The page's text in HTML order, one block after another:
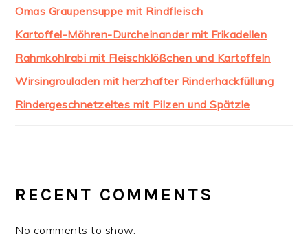
Omas Graupensuppe mit Rindfleisch
Kartoffel-Möhren-Durcheinander mit Frikadellen
Rahmkohlrabi mit Fleischklößchen und Kartoffeln
Wirsingrouladen mit herzhafter Rinderhackfüllung
Rindergeschnetzeltes mit Pilzen und Spätzle
RECENT COMMENTS
No comments to show.